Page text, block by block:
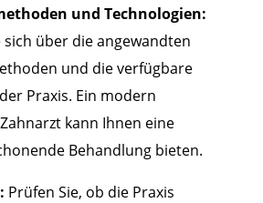
und Technologien:
über die angewandten
und die verfügbare
Praxis. Ein modern
kann Ihnen eine
Behandlung bieten.
Prüfen Sie, ob die Praxis